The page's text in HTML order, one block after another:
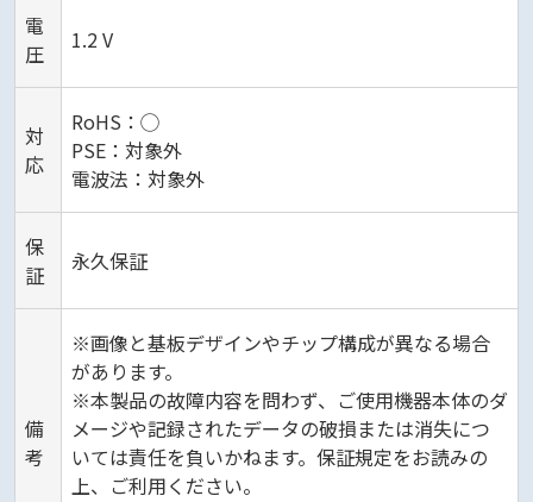
電
圧
1.2 V
対
応
RoHS：◯
PSE：対象外
電波法：対象外
保
証
永久保証
備
考
※画像と基板デザインやチップ構成が異なる場合
があります。
※本製品の故障内容を問わず、ご使用機器本体のダ
メージや記録されたデータの破損または消失につ
いては責任を負いかねます。保証規定をお読みの
上、ご利用ください。